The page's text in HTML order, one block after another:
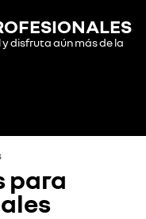
disfruta aún más de la
para